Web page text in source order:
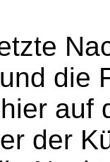
die
der